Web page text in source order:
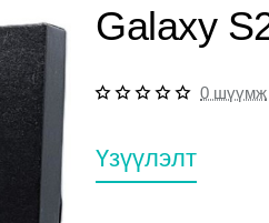
Galaxy
0 шүүмж
Үзүүлэлт